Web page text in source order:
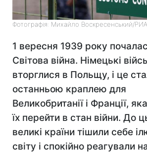
Фотографія: Михайло Воскресенський/
1 вересня 1939 року
Світова війна. Німецькі
вторглися в Польщу, і це
останньою краплею для
Великобританії і Франції,
їх перейти в стан війни. До
великі країни тішили себе
світу і спокійно реагували